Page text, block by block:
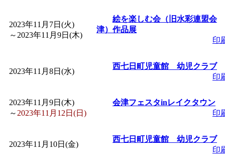
de 健康づくり」」 受
「堂島地区歴史ウオ
す」 受付期間：～
「みなづる号乗車体
de 健康づくり」
」
「皆鶴姫のこびる塾
2023年11月7日(火)
～ 2023年11月9日(木)
絵を楽しむ会（旧水彩連盟会
津）作品展
印
2023年11月8日(水)
西七日町児童館 幼児クラブ
印
2023年11月9日(木)
～ 2023年11月12日(日)
会津フェスタinレイクタウン
印
2023年11月10日(金)
西七日町児童館 幼児クラブ
印